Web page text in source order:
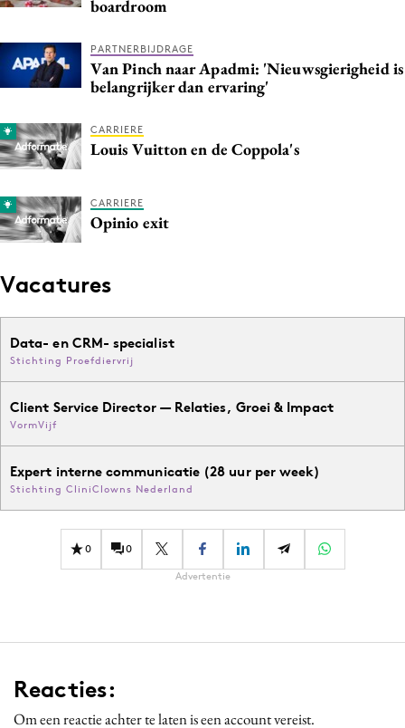
boardroom
PARTNERBIJDRAGE
Van Pinch naar Apadmi: 'Nieuwsgierigheid is
belangrijker dan ervaring'
CARRIERE
Louis Vuitton en de Coppola's
CARRIERE
Opinio exit
Vacatures
Data- en CRM- specialist
Stichting Proefdiervrij
Client Service Director — Relaties, Groei & Impact
VormVijf
Expert interne communicatie (28 uur per week)
Stichting CliniClowns Nederland
0 0
Advertentie
Reacties:
Om een reactie achter te laten is een account vereist.